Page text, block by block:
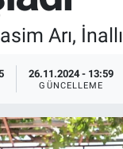
Arı,
26.11.2024 - 13:59
GÜNCELLEME